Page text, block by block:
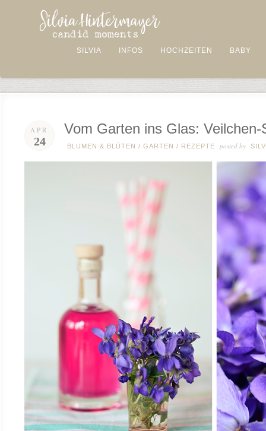
SILVIA INFOS HOCHZEITEN BABY
APR.
24
Vom Garten ins Glas: Veilchen-
BLUMEN & BLÜTEN / GARTEN / REZEPTE posted by